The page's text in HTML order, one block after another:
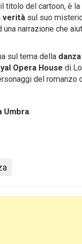
titolo del cartoon, è
verità sul suo
narrazione che
sul tema della danza
Opera House di
del romanzo
Umbra.